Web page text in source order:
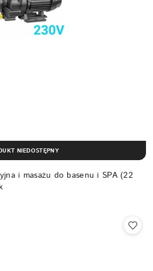
i masażu do basenu i SPA (22
NIEDOSTĘPNY